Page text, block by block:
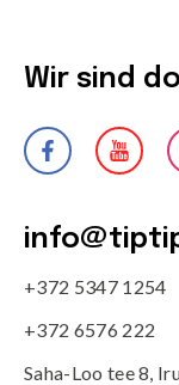
Wir sind
+372 5347 1254
+372 6576 222
Saha-Loo tee 8,